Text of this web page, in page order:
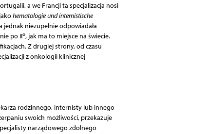
a we Francji ta specjalizacja nosi
hematologie und internistische
jednak niezupełnie odpowiadała
po IIo, jak ma to miejsce na świecie.
Z drugiej strony, od czasu
z onkologii klinicznej
rodzinnego, internisty lub innego
swoich możliwości, przekazuje
narządowego zdolnego